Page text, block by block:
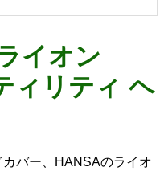
イオン
ィリティ ヘ
バー、HANSAのライオ